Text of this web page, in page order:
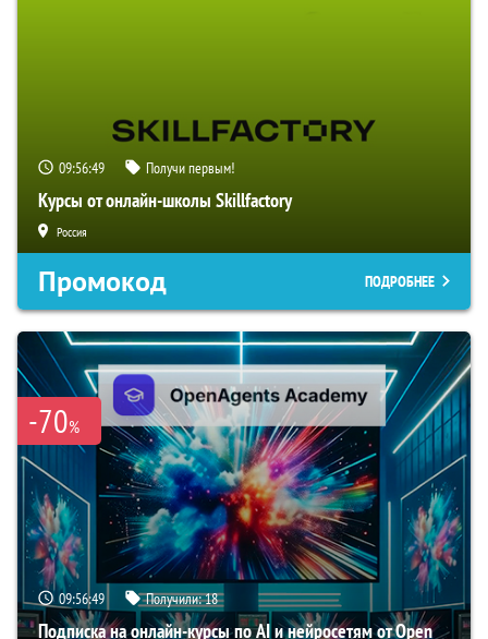
09:56:49 Получи первым!
Курсы от онлайн-школы Skillfactory
Россия
Промокод ПОДРОБНЕЕ
-70%
09:56:49 Получили:18
Подписка на онлайн-курсы по AI и нейросетям от Open